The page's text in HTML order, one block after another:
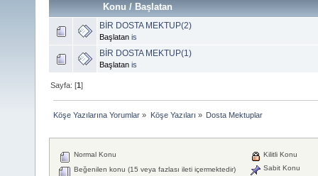
Konu /Başlatan
BİR DOSTA MEKTUP(2)
Başlatan is
BİR DOSTA MEKTUP(1)
Başlatan is
Sayfa: [1]
Köşe Yazılarına Yorumlar » Köşe Yazıları » Dosta Mektuplar
Normal Konu
Beğenilen konu (15 veya fazlası ileti içermektedir)
Kilitli Konu
Sabit Konu